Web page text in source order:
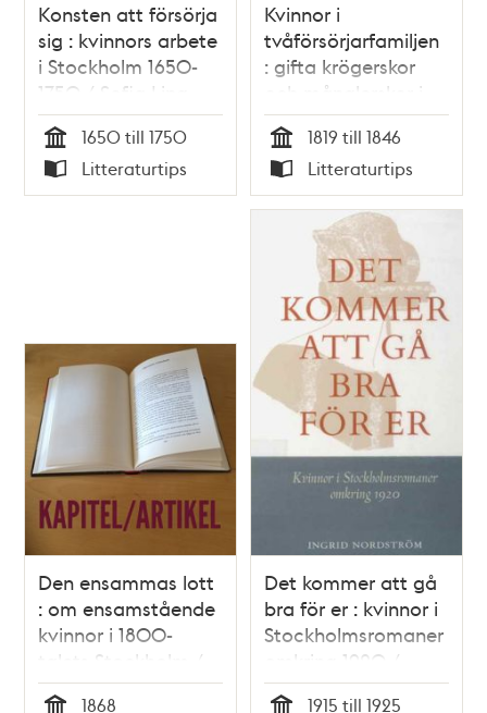
Konsten att försörja
sig : kvinnors arbete
i Stockholm 1650-
1750 / Sofia Ling
Tid
1650 till 1750
Typ
Litteraturtips
Kvinnor i
tvåförsörjarfamiljen
: gifta krögerskor
och månglerskor i
Stockholm under
första delen av
1800-talet /
Christine Lindquist
Tid
1819 till 1846
Typ
Litteraturtips
Den ensammas lott
: om ensamstående
kvinnor i 1800-
talets Stockholm /
Margareta Matovic
1868
Det kommer att gå
bra för er : kvinnor i
Stockholmsromaner
omkring 1920 /
Ingrid Nordström
1915 till 1925